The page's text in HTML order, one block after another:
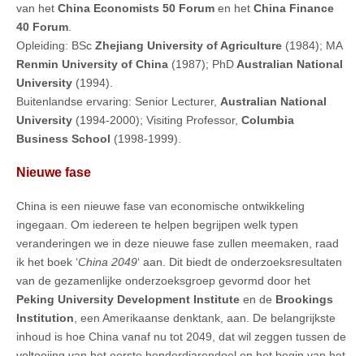
van het China Economists 50 Forum en het China Finance
40 Forum
Opleiding: BSc Zhejiang University of Agriculture (1984); MA
Renmin University of China (1987); PhD Australian National
University (1994).
Buitenlandse ervaring: Senior Lecturer, Australian National
University (1994-2000); Visiting Professor, Columbia
Business School (1998-1999).
Nieuwe fase
China is een nieuwe fase van economische ontwikkeling
ingegaan. Om iedereen te helpen begrijpen welk typen
veranderingen we in deze nieuwe fase zullen meemaken, raad
ik het boek ‘China 2049‘ aan. Dit biedt de onderzoeksresultaten
van de gezamenlijke onderzoeksgroep gevormd door het
Peking University Development Institute en de Brookings
Institution , een Amerikaanse denktank, aan. De belangrijkste
inhoud is hoe China vanaf nu tot 2049, dat wil zeggen tussen de